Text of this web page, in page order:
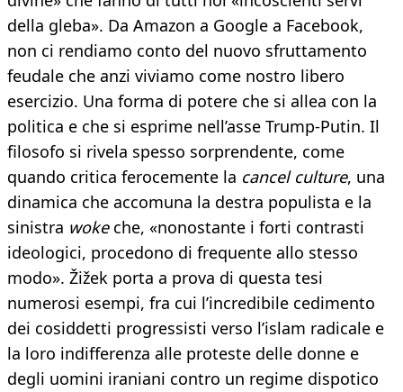
della gleba». Da Amazon a Google a Facebook,
non ci rendiamo conto del nuovo sfruttamento
feudale che anzi viviamo come nostro libero
esercizio. Una forma di potere che si allea con la
politica e che si esprime nell’asse Trump-Putin. Il
filosofo si rivela spesso sorprendente, come
quando critica ferocemente la cancel culture, una
dinamica che accomuna la destra populista e la
sinistra wokeche, «nonostante i forti contrasti
ideologici, procedono di frequente allo stesso
modo». Žižek porta a prova di questa tesi
numerosi esempi, fra cui l’incredibile cedimento
dei cosiddetti progressisti verso l’islam radicale e
la loro indifferenza alle proteste delle donne e
degli uomini iraniani contro un regime dispotico